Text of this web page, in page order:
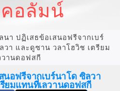
อลัมน์
นา ปฏิเสธข้อเสนอฟรีจากเบร์
วา และดูซาน วลาโฮวิช เตรียม
านดอฟสกี
นอฟรีจากเบร์นาโด ซิลวา
ยมแทนที่เลวานดอฟสกี